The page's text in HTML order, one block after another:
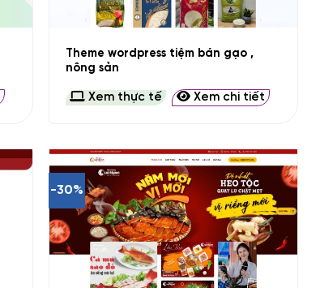
Theme wordpress tiệm bán gạo ,
nông sản
Xem thực tế Xem chi tiết
-30%